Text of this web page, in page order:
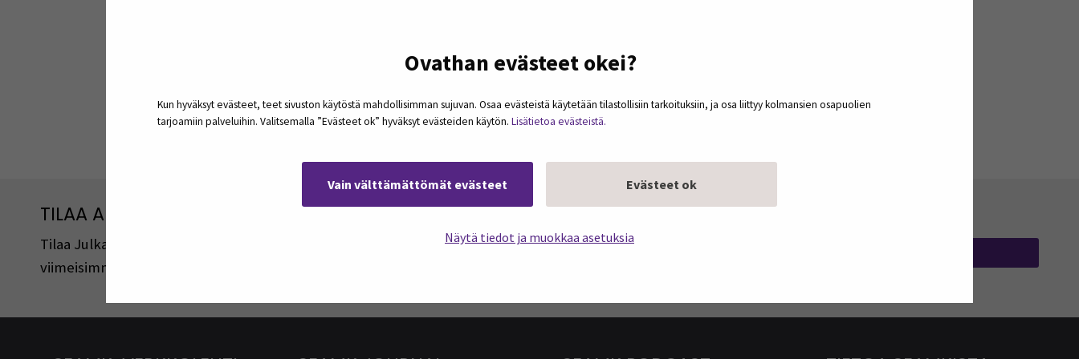
Ovathan evästeet okei?
Kun hyväksyt evästeet, teet sivuston käytöstä mahdollisimman sujuvan. Osaa evästeistä käytetään tilastollisiin tarkoituksiin, ja osa liittyy kolmansien osapuolien
tarjoamiin palveluihin. Valitsemalla ”Evästeet ok” hyväksyt evästeiden käytön. Lisätietoa evästeistä.
Vain välttämättömät evästeet Evästeet ok
Näytä tiedot ja muokkaa asetuksia
TILAA ARTIKKELEITA JA PODCASTEJA
Tilaa Julkaisut@SEAMK -sivuston artikkeleita ja podcasteja omaan sähköpostiisi. Koosteet
viimeisimmistä julkaisuista lähetetään tilaajille kerran kuukaudessa.